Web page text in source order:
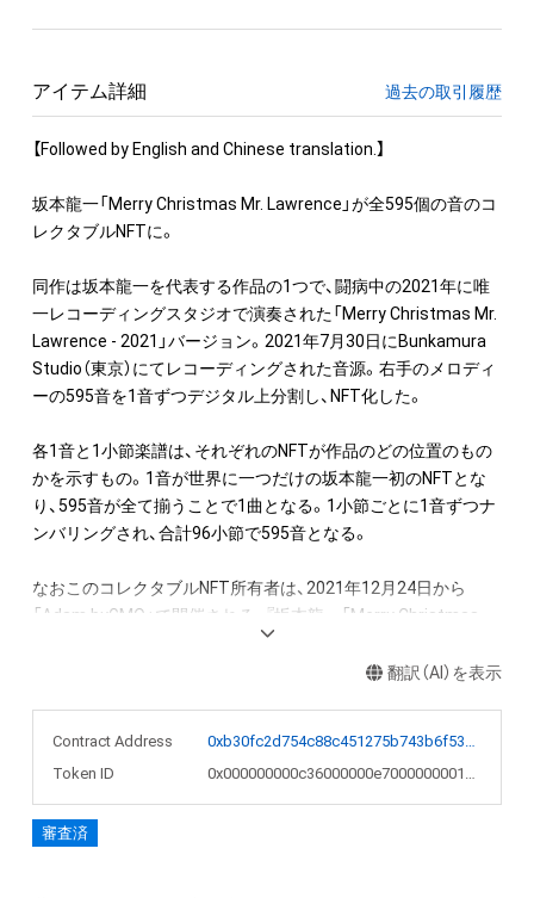
アイテム詳細 過去の取引履歴
【Followed by English and Chinese translation.】
坂本龍一「Merry Christmas Mr. Lawrence」が全595個の音のコ
レクタブルNFTに。
同作は坂本龍一を代表する作品の1つで、闘病中の2021年に唯
一レコーディングスタジオで演奏された「Merry Christmas Mr.
Lawrence - 2021」バージョン。2021年7月30日にBunkamura
Studio（東京）にてレコーディングされた音源。右手のメロディ
ーの595音を1音ずつデジタル上分割し、NFT化した。
各1音と1小節楽譜は、それぞれのNFTが作品のどの位置のもの
かを示すもの。1音が世界に一つだけの坂本龍一初のNFTとな
り、595音が全て揃うことで1曲となる。1小節ごとに1音ずつナ
ンバリングされ、合計96小節で595音となる。
なおこのコレクタブルNFT所有者は、2021年12月24日から
「Adam byGMO」で開催される、『坂本龍一「Merry Christmas
Mr. Lawrence」直筆楽譜を入手できる権利NFT』のオークション
への参加が可能。またNFT初回購入者限定の特典として、
ールで送付します。
●NFT作品名と音の説明
NFT作品名の冒頭に付加された、前半の数字が楽譜の何小節目
翻訳（AI）を表示
Contract Address
0xb30fc2d754c88c451275b743b6f530f19f643683
Token ID
0x000000000c36000000e7000000001e05
審査済